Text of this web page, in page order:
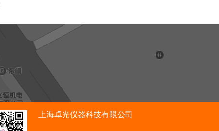
上海卓光仪器科技有限公司